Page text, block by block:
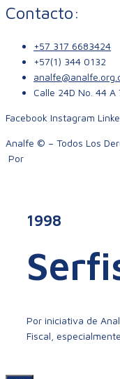
Contacto:
+57 317 6683424
+57(1) 344 0132
Calle 24D No. 44
Facebook Instagram
Analfe © – Todos Los
Por
1998
Por iniciativa de
Fiscal,